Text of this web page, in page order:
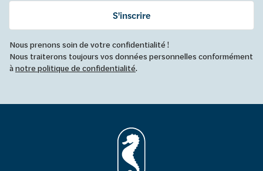
S'inscrire
Nous prenons soin de votre confidentialité !
Nous traiterons toujours vos données personnelles conformément
ànotre politique de confidentialité.